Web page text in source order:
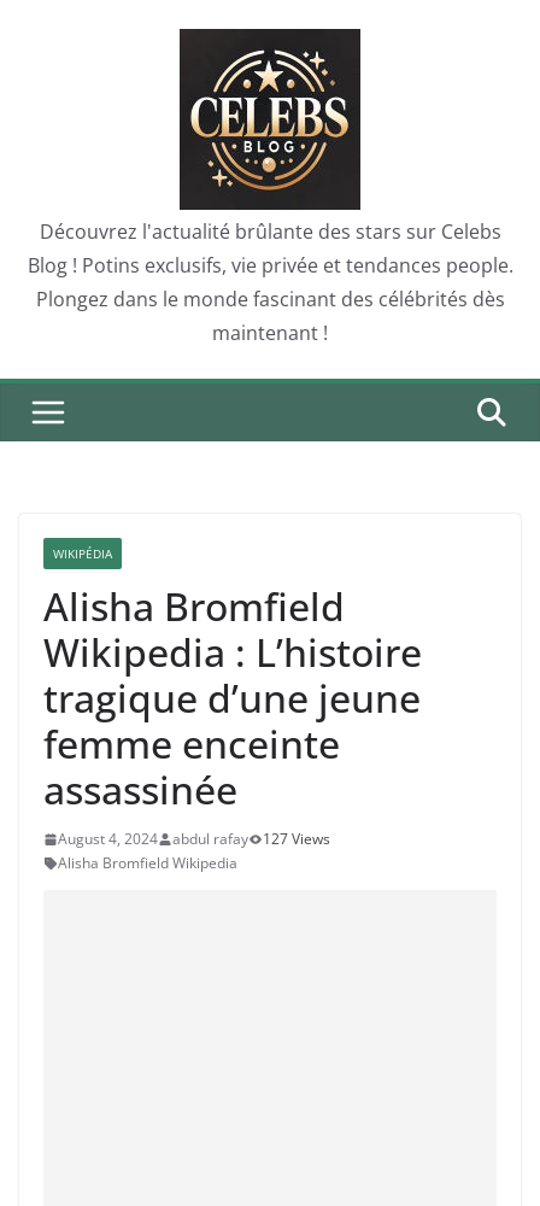
Découvrez l'actualité brûlante des stars sur Celebs
Blog ! Potins exclusifs, vie privée et tendances people.
Plongez dans le monde fascinant des célébrités dès
maintenant !
WIKIPÉDIA
Alisha Bromfield
Wikipedia : L’histoire
tragique d’une jeune
femme enceinte
assassinée
August 4, 2024 abdul rafay
127 Views
Alisha Bromfield Wikipedia